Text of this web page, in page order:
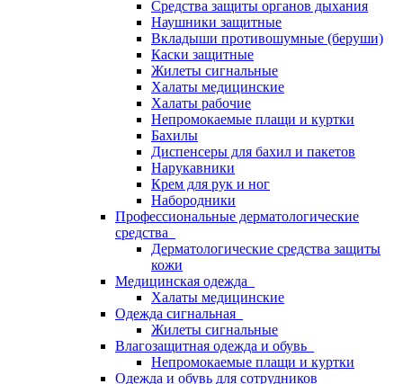
Средства защиты органов дыхания
Наушники защитные
Вкладыши противошумные (беруши)
Каски защитные
Жилеты сигнальные
Халаты медицинские
Халаты рабочие
Непромокаемые плащи и куртки
Бахилы
Диспенсеры для бахил и пакетов
Нарукавники
Крем для рук и ног
Набородники
Профессиональные дерматологические
средства
Дерматологические средства защиты
кожи
Медицинская одежда
Халаты медицинские
Одежда сигнальная
Жилеты сигнальные
Влагозащитная одежда и обувь
Непромокаемые плащи и куртки
Одежда и обувь для сотрудников